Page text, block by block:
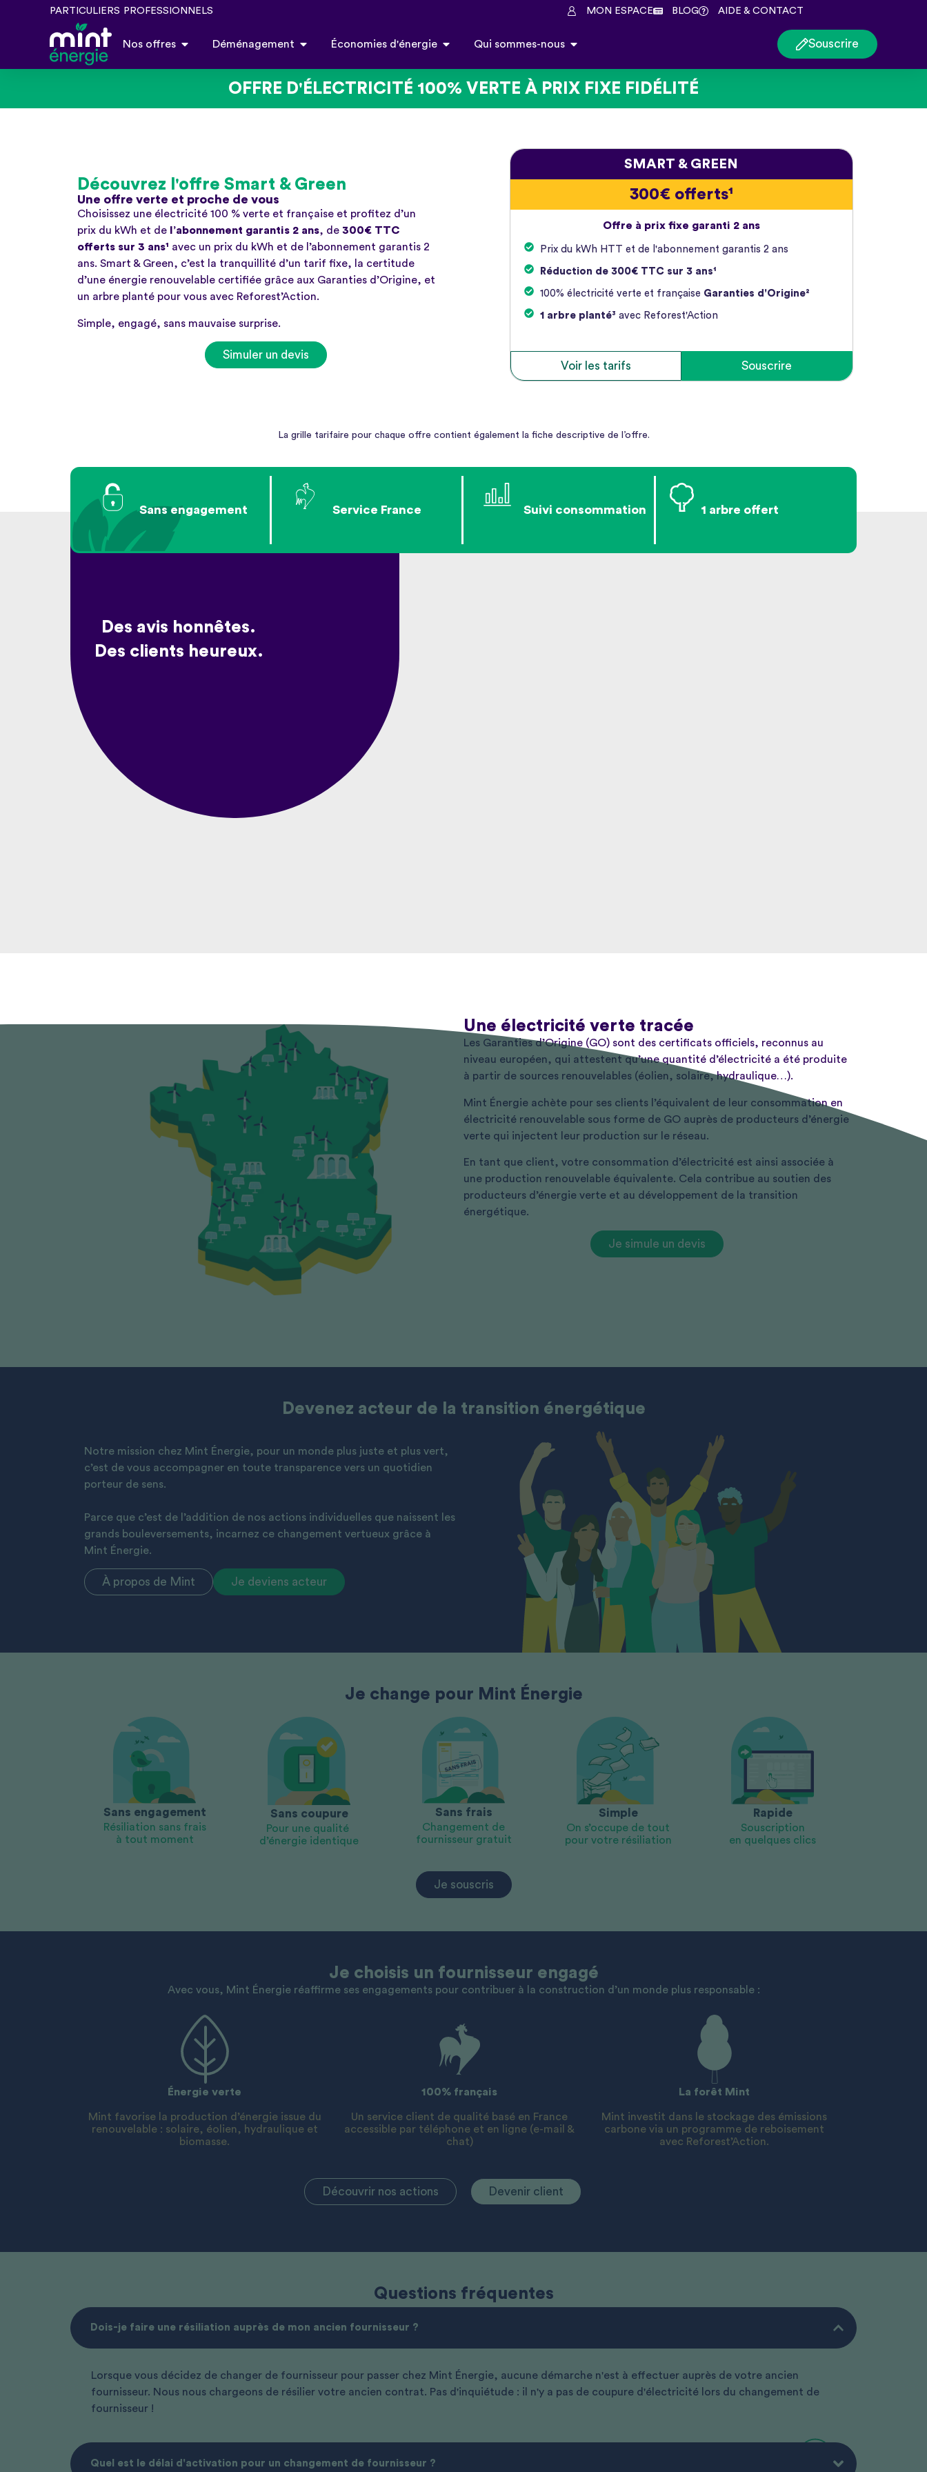
PARTICULIERS PROFESSIONNELS MON ESPACE BLOG AIDE & CONTACT
Nos offres Déménagement Économies d'énergie Qui sommes-nous Souscrire
OFFRE D'ÉLECTRICITÉ 100% VERTE À PRIX FIXE FIDÉLITÉ
Découvrez l'offre Smart & Green
Une offre verte et proche de vous
Choisissez une électricité 100 % verte et française et profitez d’un
prix du kWh et de
l’abonnement garantis 2 ans, de 300€ TTC
offerts sur 3 ans¹ avec un prix du kWh et de l’abonnement garantis 2
ans. Smart & Green, c’est la tranquillité d’un tarif fixe, la certitude
d’une énergie renouvelable certifiée grâce aux Garanties d’Origine, et
un arbre planté pour vous avec Reforest’Action.
Simple, engagé, sans mauvaise surprise.
Simuler un devis
SMART & GREEN
300€ offerts¹
Offre à prix fixe garanti 2 ans
Prix du kWh HTT et de l'abonnement garantis 2 ans
Réduction de 300€ TTC sur 3 ans¹
100% électricité verte et française Garanties d'Origine²
1 arbre planté³ avec Reforest'Action
Voir les tarifs Souscrire
La grille tarifaire pour chaque offre contient également la fiche descriptive de l’offre.
Sans engagement Service France Suivi consommation 1 arbre offert
Des avis honnêtes.
Des clients heureux.
Une électricité verte tracée
Les Garanties d’Origine (GO) sont des certificats officiels, reconnus au
niveau européen, qui attestent qu’une quantité d’électricité a été produite
à partir de sources renouvelables (éolien, solaire, hydraulique…).
Mint Énergie achète pour ses clients l’équivalent de leur consommation en
électricité renouvelable sous forme de GO auprès de producteurs d’énergie
verte qui injectent leur production sur le réseau.
En tant que client, votre consommation d’électricité est ainsi associée à
une production renouvelable équivalente. Cela contribue au soutien des
producteurs d’énergie verte et au développement de la transition
énergétique.
Je simule un devis
Devenez acteur de la transition énergétique
Notre mission chez Mint Énergie, pour un monde plus juste et plus vert,
c’est de vous accompagner en toute transparence vers un quotidien
porteur de sens.
Parce que c’est de l’addition de nos actions individuelles que naissent les
grands bouleversements, incarnez ce changement vertueux grâce à
Mint Énergie.
À propos de Mint Je deviens acteur
Je change pour Mint Énergie
Sans engagement
Résiliation sans frais
à tout moment
Sans coupure
Pour une qualité
d’énergie identique
Sans frais
Changement de
fournisseur gratuit
Simple
On s’occupe de tout
pour votre résiliation
Rapide
Souscription
en quelques clics
Je souscris
Je choisis un fournisseur engagé
Avec vous, Mint Énergie réaffirme ses engagements pour contribuer à la construction d’un monde plus responsable :
Énergie verte
Mint favorise la production d’énergie issue du
renouvelable : solaire, éolien, hydraulique et
biomasse.
100% français
Un service client de qualité basé en France
accessible par téléphone et en ligne (e-mail &
chat)
La forêt Mint
Mint investit dans le stockage des émissions
carbone via un programme de reboisement
avec Reforest’Action.
Découvrir nos actions Devenir client
Questions fréquentes
Dois-je faire une résiliation auprès de mon ancien fournisseur ?
Lorsque vous décidez de changer de fournisseur pour passer chez Mint Énergie, aucune démarche n'est à effectuer auprès de votre ancien
fournisseur. Nous nous chargeons de résilier votre ancien contrat. Pas d'inquiétude : il n'y a pas de coupure d'électricité lors du changement de
fournisseur !
Quel est le délai d'activation pour un changement de fournisseur ?